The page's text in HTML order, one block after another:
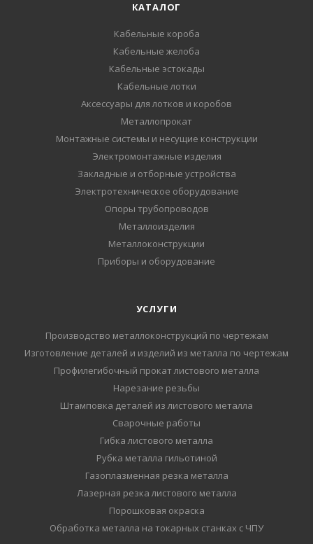
КАТАЛОГ
Кабельные короба
Кабельные желоба
Кабельные эстокады
Кабельные лотки
Аксессуары для лотков и коробов
Металлопрокат
Монтажные системы и несущие конструкции
Электромонтажные изделия
Закладные и отборные устройства
Электротехническое оборудование
Опоры трубопроводов
Металлоизделия
Металлоконструкции
Приборы и оборудование
УСЛУГИ
Производство металлоконструкций по чертежам
Изготовление деталей и изделий из металла по чертежам
Профилегибочный прокат листового металла
Нарезание резьбы
Штамповка деталей из листового металла
Сварочные работы
Гибка листового металла
Рубка металла гильотиной
Газоплазменная резка металла
Лазерная резка листового металла
Порошковая окраска
Обработка металла на токарных станках с ЧПУ